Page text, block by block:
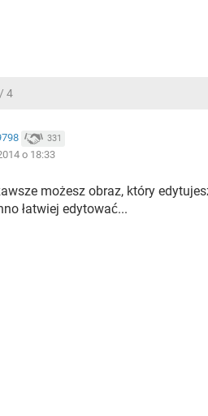
4
331
o 18:33
możesz obraz, który
łatwiej edytować...